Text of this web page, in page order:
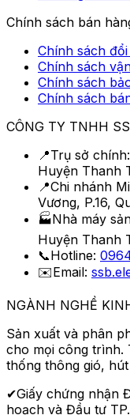
Chính sách bán
Chính sách
Chính sách
Chính sách
Chính sách
CÔNG TY TNHH
📍Trụ sở chính:
Huyện Thanh
📍Chi nhánh
Vương, P.16,
🏭Nhà máy
Huyện Thanh
📞Hotline:
✉️Email:
NGÀNH NGHỀ
Sản xuất và phân
cho mọi công trình.
thống thông gió,
✔Giấy chứng nhận
hoạch và Đầu tư